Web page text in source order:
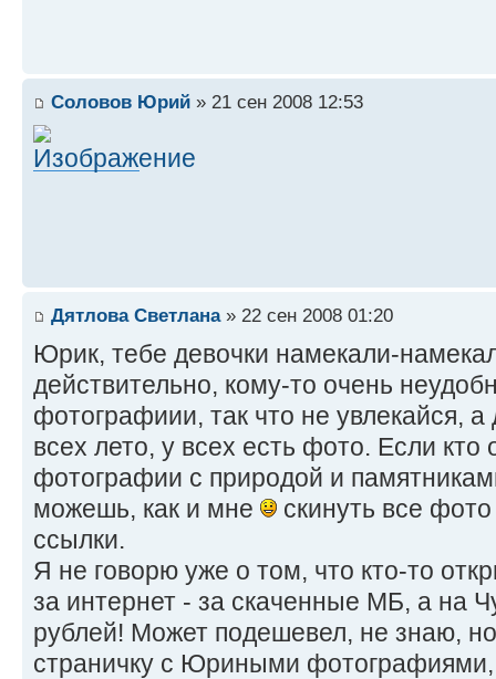
Соловов Юрий » 21 сен 2008 12:53
Дятлова Светлана» 22 сен 2008 01:20
Юрик, тебе девочки намекали-
действительно, кому-то очень
фотографиии, так что не увлекайся,
всех лето, у всех есть фото. Если кто
фотографии с природой и
можешь, как и мне
скинуть все
ссылки.
Я не говорю уже о том, что кто-то
за интернет - за скаченные МБ, а на
рублей! Может подешевел, не знаю,
страничку с Юриными фотографиями,